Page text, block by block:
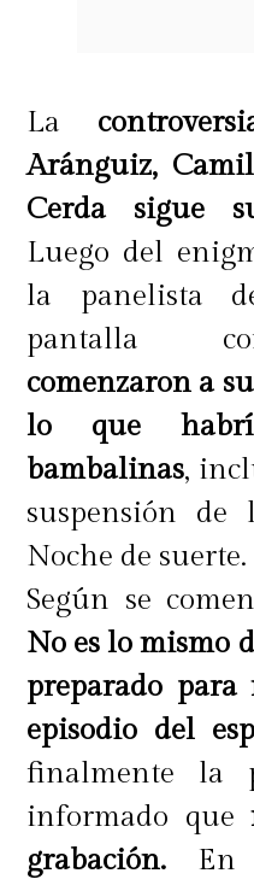
La
Aránguiz,
Cerda sigue
Luego del
la panelista
pantalla
comenzaron a
lo que
bambalinas,
suspensión de
Noche de suerte.
Según se
No es lo mismo
preparado
episodio del
finalmente la
informado que
grabación. En